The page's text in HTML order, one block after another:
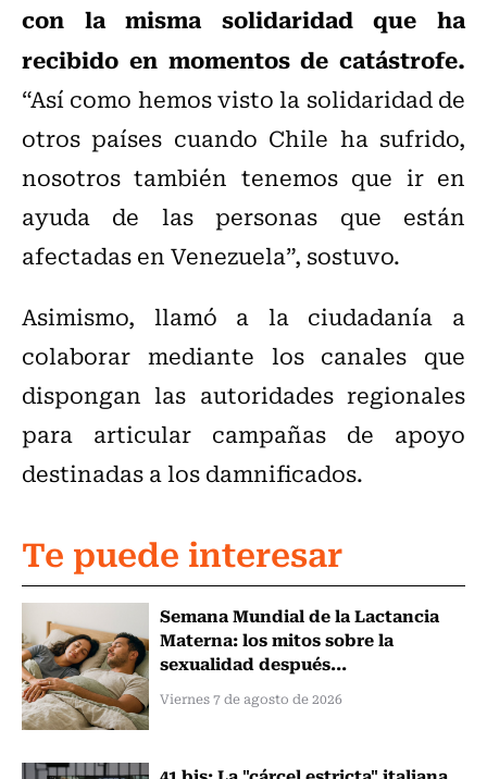
con la misma solidaridad que ha
recibido en momentos de catástrofe.
“Así como hemos visto la solidaridad de
otros países cuando Chile ha sufrido,
nosotros también tenemos que ir en
ayuda de las personas que están
afectadas en Venezuela”, sostuvo.
Asimismo, llamó a la ciudadanía a
colaborar mediante los canales que
dispongan las autoridades regionales
para articular campañas de apoyo
destinadas a los damnificados.
Te puede interesar
Semana Mundial de la Lactancia
Materna: los mitos sobre la
sexualidad después...
Viernes 7 de agosto de 2026